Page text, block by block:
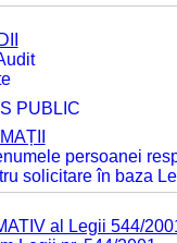
PUBLIC
persoanei
solicitare în baza
al Legii 544/